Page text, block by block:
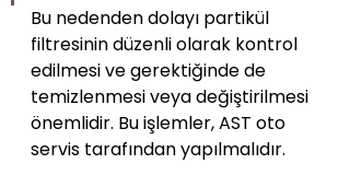
Bu nedenden dolayı partikül
filtresinin düzenli olarak kontrol
edilmesi ve gerektiğinde de
temizlenmesi veya değiştirilmesi
önemlidir. Bu işlemler, AST oto
servis tarafından yapılmalıdır.